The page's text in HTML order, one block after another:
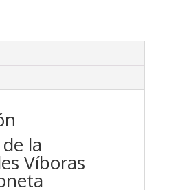
la
Víboras